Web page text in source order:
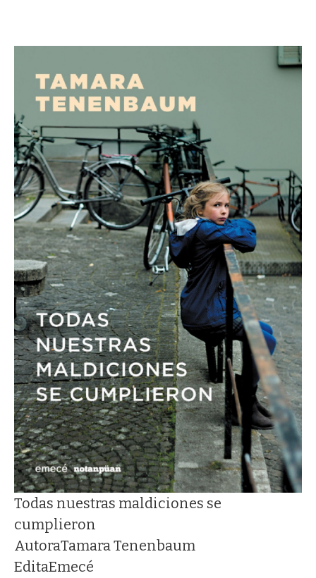
Todas nuestras maldiciones se
cumplieron
AutoraTamara Tenenbaum
EditaEmecé